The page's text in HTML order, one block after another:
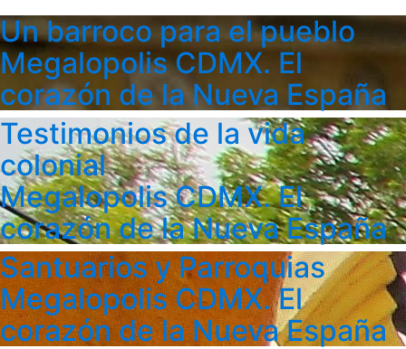
Un barroco para el pueblo
Megalopolis CDMX. El
corazón de la Nueva España
Testimonios de la vida
colonial
Megalopolis CDMX. El
corazón de la Nueva España
Santuarios y Parroquias
Megalopolis CDMX. El
corazón de la Nueva España